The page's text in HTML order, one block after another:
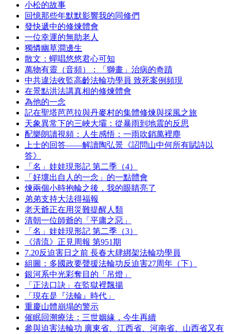
小松的故事
回憶那些年默默影響我的同修們
發快遞中的修煉體會
一位幸運的無助老人
獨憐幽草澗邊生
散文：蟬唱悠悠君心可知
萬物有靈（音頻）：「獅畫」治病的奇蹟
中共違法收監高齡法輪功學員 致死案例頻現
在景點洪法講真相的修煉體會
為他的一念
記在聖塔芭芭拉與丹麥村的集體修煉與採風之旅
天象異常下的三峽大壩：從暴雨到地震的反思
配樂朗讀視頻：人生感悟：一雨吹銷萬裡塵
上士的回答——解讀陶弘景《詔問山中何所有賦詩以
答》
「名」娃娃現形記 第二季（4）
「好壞出自人的一念」的一點體會
煉兩個小時抱輪之後，我的眼睛亮了
弟弟支持大法得福報
老天爺正在用災難提醒人類
清朝一位師爺的「平庸之惡」
「名」娃娃現形記 第二季（3）
《清流》正見周報 第951期
7.20反迫害日之前 長春大肆綁架法輪功學員
組圖：多國政要聲援法輪功反迫害27周年（下）
銀河系中光彩奪目的「吊燈」
「正法口訣」在監獄裡飄揚
「現在是『法輪』時代」
重慶山體崩塌的警示
催眠回溯療法：三世姻緣，今生再續
參與迫害法輪功 廣東省、江西省、河南省、山西省又有